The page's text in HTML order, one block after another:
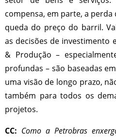
compensa, em parte, a
queda do preço do barril.
as decisões de investimento
& Produção –
profundas – são baseadas
uma visão de longo prazo,
também para todos os
projetos.
CC: Como a Petrobras